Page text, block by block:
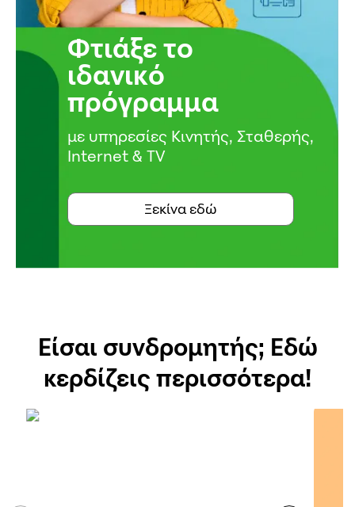
Φτιάξε το
ιδανικό
πρόγραμμα
με υπηρεσίες Κινητής, Σταθερής,
Internet & TV
Ξεκίνα εδώ
Είσαι συνδρομητής; Εδώ
κερδίζεις περισσότερα!